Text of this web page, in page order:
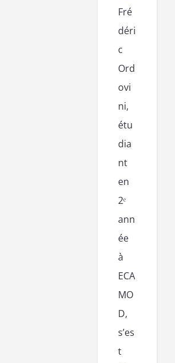
Fré
déri
c
Ord
ovi
ni,
étu
dia
nt
en
2ᵉ
ann
ée
à
ECA
MO
D,
s’es
t